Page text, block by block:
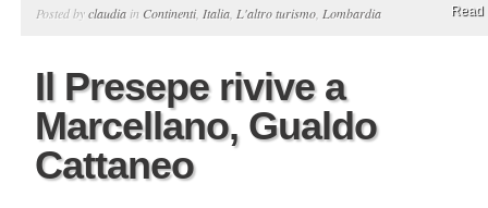
Posted byclaudia in Continenti, Italia L'altro turismo Lombardia Read
Il Presepe rivive a
Marcellano, Gualdo
Cattaneo